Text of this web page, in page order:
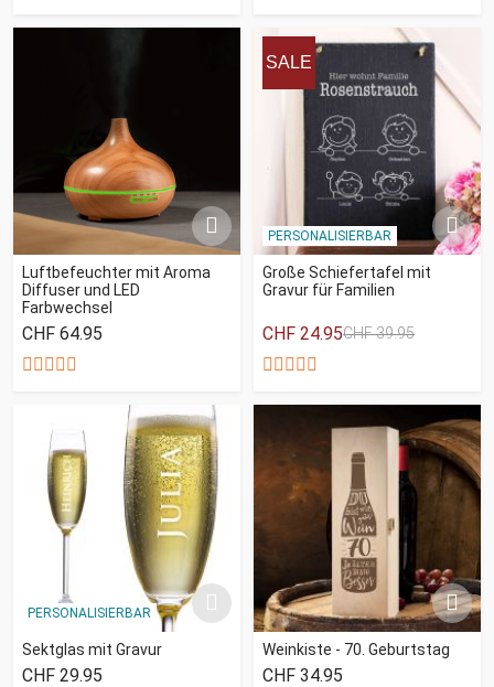
Luftbefeuchter mit Aroma
Diffuser und LED
Farbwechsel
CHF 64.95
SALE
PERSONALISIERBAR
Große Schiefertafel mit
Gravur für Familien
CHF 24.95CHF 39.95
PERSONALISIERBAR
Sektglas mit Gravur
CHF 29.95
Weinkiste - 70. Geburtstag
CHF 34.95